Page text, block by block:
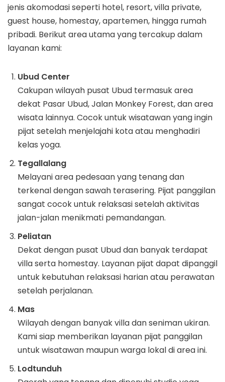
jenis akomodasi seperti hotel, resort, villa private,
guest house, homestay, apartemen, hingga rumah
pribadi. Berikut area utama yang tercakup dalam
layanan kami:
Ubud Center
Cakupan wilayah pusat Ubud termasuk area
dekat Pasar Ubud, Jalan Monkey Forest, dan area
wisata lainnya. Cocok untuk wisatawan yang ingin
pijat setelah menjelajahi kota atau menghadiri
kelas yoga.
Tegallalang
Melayani area pedesaan yang tenang dan
terkenal dengan sawah terasering. Pijat panggilan
sangat cocok untuk relaksasi setelah aktivitas
jalan-jalan menikmati pemandangan.
Peliatan
Dekat dengan pusat Ubud dan banyak terdapat
villa serta homestay. Layanan pijat dapat dipanggil
untuk kebutuhan relaksasi harian atau perawatan
setelah perjalanan.
Mas
Wilayah dengan banyak villa dan seniman ukiran.
Kami siap memberikan layanan pijat panggilan
untuk wisatawan maupun warga lokal di area ini.
Lodtunduh